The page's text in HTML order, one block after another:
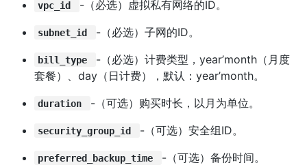
vpc_id -（必选）虚拟私有网络的ID。
subnet_id -（必选）子网的ID。
bill_type
-（必选）计费类型，year’month（月度
套餐）、day（日计费），默认：year’month。
duration -（可选）购买时长，以月为单位。
security_group_id -（可选）安全组ID。
preferred_backup_time -（可选）备份时间。